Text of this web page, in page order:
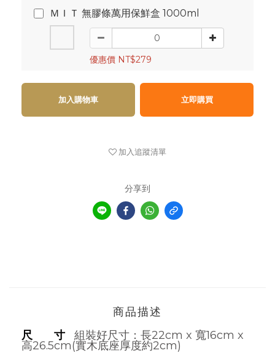
ＭＩＴ 無膠條萬用保鮮盒 1000ml
優惠價 NT$279
加入購物車 立即購買
加入追蹤清單
分享到
商品描述
尺 寸
組裝好尺寸： 長22cm x 寬16cm x
高26.5cm(實木底座厚度約2cm)